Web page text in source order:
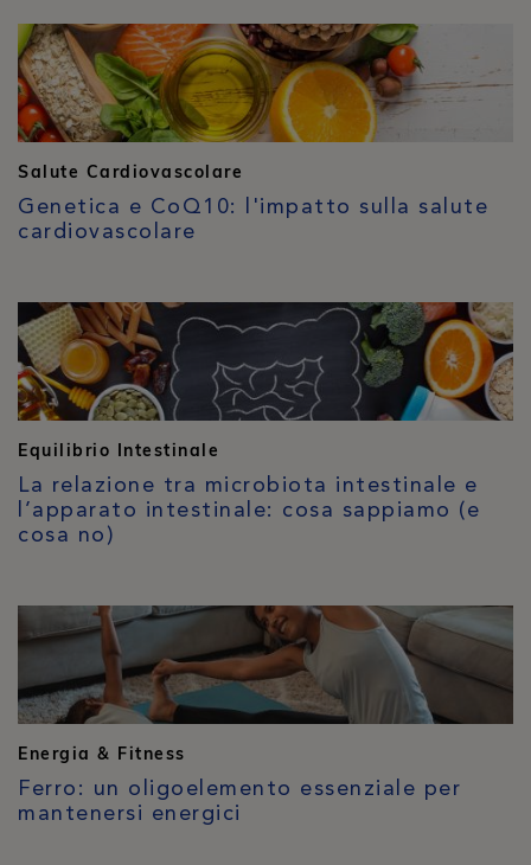
Salute Cardiovascolare
Genetica e CoQ10: l'impatto sulla salute
cardiovascolare
Equilibrio Intestinale
La relazione tra microbiota intestinale e
l’apparato intestinale: cosa sappiamo (e
cosa no)
Energia & Fitness
Ferro: un oligoelemento essenziale per
mantenersi energici